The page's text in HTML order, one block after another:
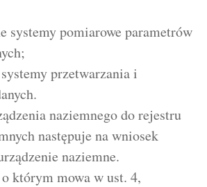
systemy pomiarowe parametrów
przetwarzania i
naziemnego do rejestru
następuje na wniosek
naziemne.
którym mowa w ust. 4,